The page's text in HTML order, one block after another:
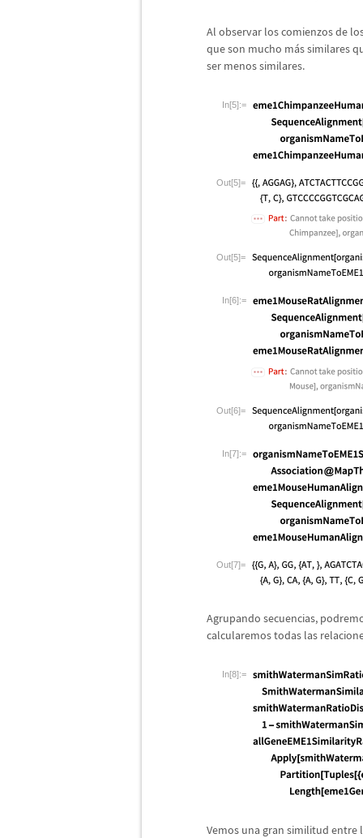
Al observar los comienzos de
que son mucho más similares
ser menos similares.
In[5]:=
Out[5]=
Out[5]=
In[6]:=
Out[6]=
In[7]:=
Out[7]=
Agrupando secuencias,
calcularemos todas las
In[8]:=
Vemos una gran similitud